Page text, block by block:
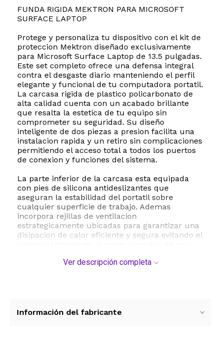
FUNDA RIGIDA MEKTRON PARA MICROSOFT
SURFACE LAPTOP
Protege y personaliza tu dispositivo con el kit de
proteccion Mektron diseñado exclusivamente
para Microsoft Surface Laptop de 13.5 pulgadas.
Este set completo ofrece una defensa integral
contra el desgaste diario manteniendo el perfil
elegante y funcional de tu computadora portatil.
La carcasa rigida de plastico policarbonato de
alta calidad cuenta con un acabado brillante
que resalta la estetica de tu equipo sin
comprometer su seguridad. Su diseño
inteligente de dos piezas a presion facilita una
instalacion rapida y un retiro sin complicaciones
permitiendo el acceso total a todos los puertos
de conexion y funciones del sistema.
La parte inferior de la carcasa esta equipada
con pies de silicona antideslizantes que
aseguran la estabilidad del portatil sobre
cualquier superficie de trabajo. Ademas
incorpora rejillas de ventilacion
estrategicamente ubicadas para garantizar una
disipacion de calor eficiente y segura evitando el
esenciales para una cobertura de 360 grados un
puertos libres.
Ver descripción completa
Información del fabricante